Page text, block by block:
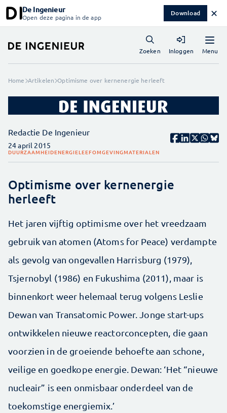
De Ingenieur
Open deze pagina in de app Download ✕
Menu
Zoeken Inloggen
Home Artikelen Optimisme over kernenergie herleeft
Redactie De Ingenieur
24 april 2015
DUURZAAMHEIDENERGIELEEFOMGEVINGMATERIALEN
Optimisme over kernenergie
herleeft
Het jaren vijftig optimisme over het vreedzaam
gebruik van atomen (Atoms for Peace) verdampte
als gevolg van ongevallen Harrisburg (1979),
Tsjernobyl (1986) en Fukushima (2011), maar is
binnenkort weer helemaal terug volgens Leslie
Dewan van Transatomic Power. Jonge start-ups
ontwikkelen nieuwe reactorconcepten, die gaan
voorzien in de groeiende behoefte aan schone,
veilige en goedkope energie. Dewan: ‘Het “nieuwe
nucleair” is een onmisbaar onderdeel van de
toekomstige energiemix.’